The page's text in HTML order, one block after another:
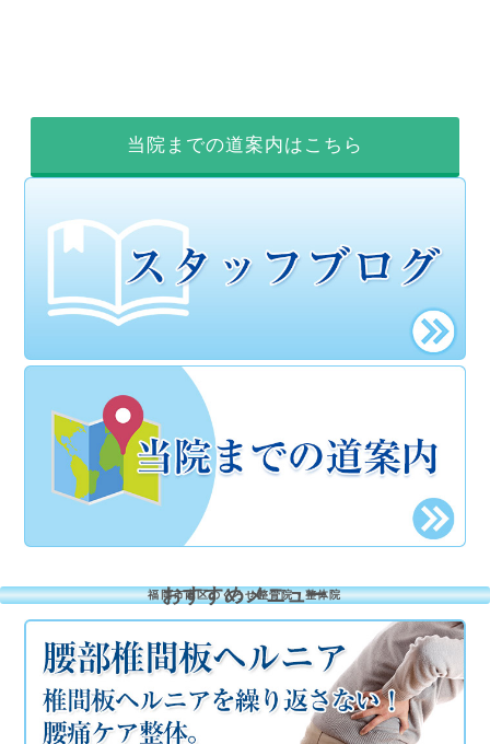
当院までの道案内はこちら
福岡市南区のくろせ整骨院・整体院
おすすめメニュー